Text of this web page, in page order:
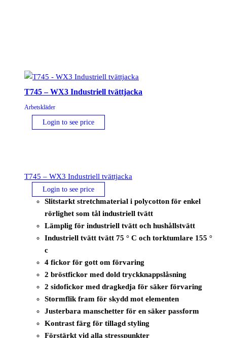
T745 – WX3 Industriell tvättjacka
Arbetskläder
Login to see price
T745 – WX3 Industriell tvättjacka
Login to see price
Slitstarkt stretchmaterial i polycotton för enkel
rörlighet som tål industriell tvätt
Lämplig för industriell tvätt och hushållstvätt
Industriell tvätt tvätt 75 ° C och torktumlare 155 °
c
4 fickor för gott om förvaring
2 bröstfickor med dold tryckknappslåsning
2 sidofickor med dragkedja för säker förvaring
Stormflik fram för skydd mot elementen
Justerbara manschetter för en säker passform
Kontrast färg för tillagd styling
Förstärkt vid alla stresspunkter